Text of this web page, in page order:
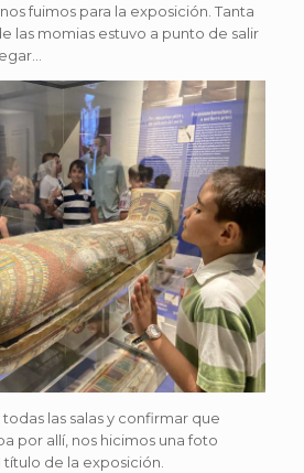
fuimos para la exposición. Tanta
las momias estuvo a punto de salir
las salas y confirmar que
por allí, nos hicimos una foto
de la exposición.